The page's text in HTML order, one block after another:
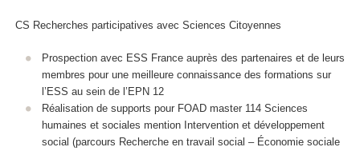
CS Recherches participatives avec Sciences Citoyennes
Prospection avec ESS France auprès des partenaires et de leurs
membres pour une meilleure connaissance des formations sur
l’ESS au sein de l’EPN 12
Réalisation de supports pour FOAD master 114 Sciences
humaines et sociales mention Intervention et développement
social (parcours Recherche en travail social – Économie sociale